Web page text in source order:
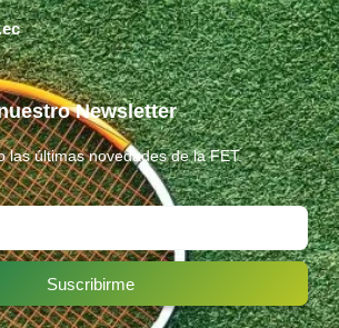
Newsletter
las últimas novedades de la FET.
Suscribirme